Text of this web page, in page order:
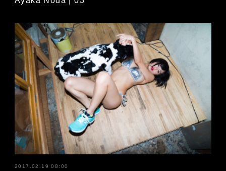
2017.02.19 08:00